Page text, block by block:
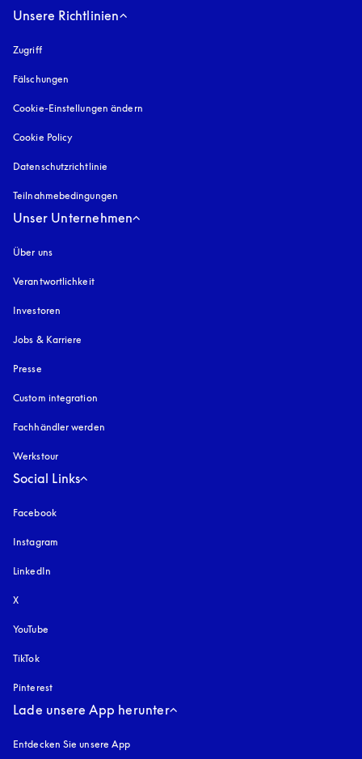
Unsere Richtlinien
Zugrifföffnet sich in einem neuen Tab
Fälschungen
Cookie-Einstellungen ändern
Cookie Policy
Datenschutzrichtlinie
Teilnahmebedingungen
Unser Unternehmen
Über uns
Verantwortlichkeit
Investoren
Jobs & Karriere
Presse
Custom integration
Fachhändler werden
Werkstour
Social Links
Facebook
Instagram
LinkedIn
X
YouTube
TikTok
Pinterest
Lade unsere App herunter
Entdecken Sie unsere App